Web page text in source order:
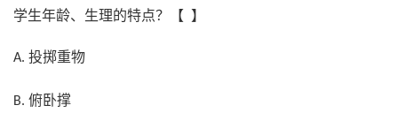
学生年龄、生理的特点？【 】
A. 投掷重物
B. 俯卧撑